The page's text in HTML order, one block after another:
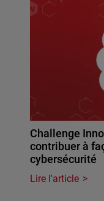
Challenge
contribuer à
cybersécurité
Lire l'article